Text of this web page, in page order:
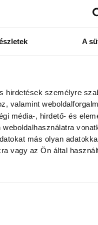
A
hirdetések személyre
valamint
média-, hirdető- és
más olyan
vagy az Ön által
a
le kedden
Falcon–9
a Földről
a
az
–
legforróbb,
Magyarország a